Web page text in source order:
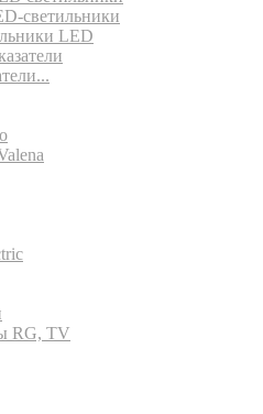
светильники
LED
RG, TV